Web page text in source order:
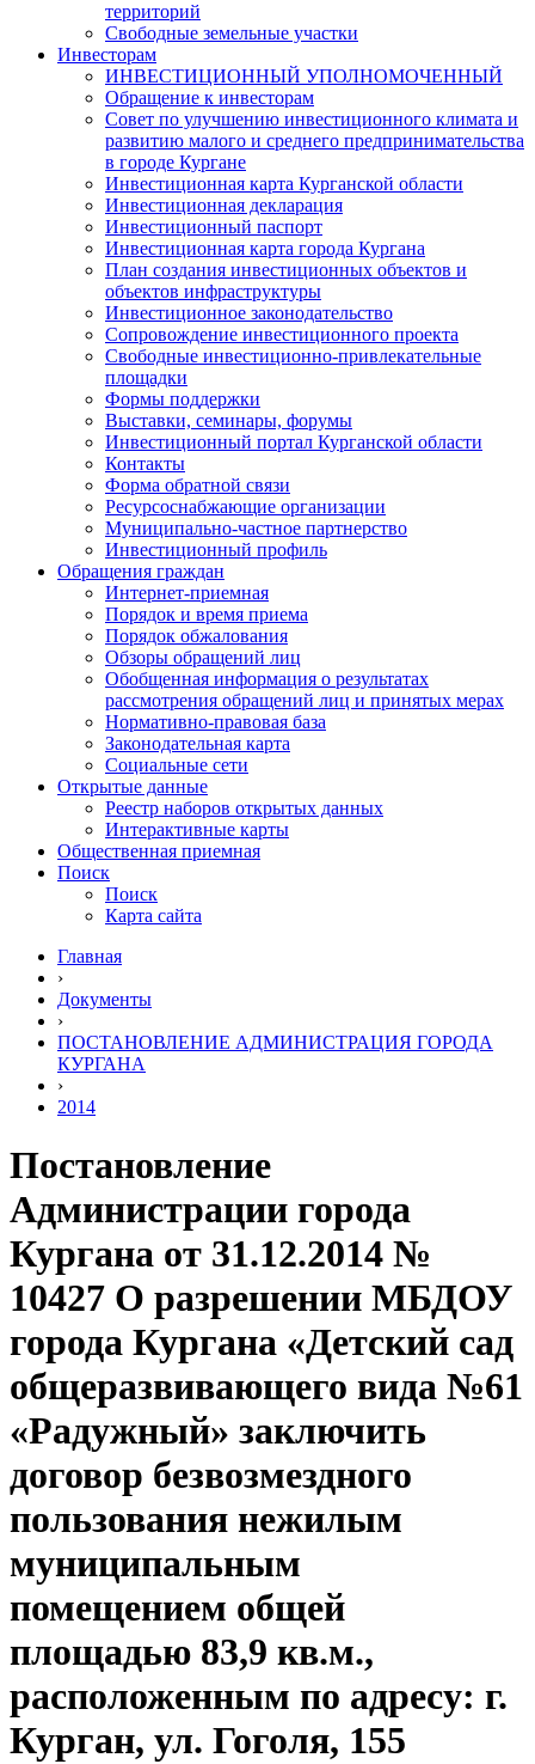
территорий
Свободные земельные участки
Инвесторам
ИНВЕСТИЦИОННЫЙ УПОЛНОМОЧЕННЫЙ
Обращение к инвесторам
Совет по улучшению инвестиционного климата и
развитию малого и среднего предпринимательства
в городе Кургане
Инвестиционная карта Курганской области
Инвестиционная декларация
Инвестиционный паспорт
Инвестиционная карта города Кургана
План создания инвестиционных объектов и
объектов инфраструктуры
Инвестиционное законодательство
Сопровождение инвестиционного проекта
Свободные инвестиционно-привлекательные
площадки
Формы поддержки
Выставки, семинары, форумы
Инвестиционный портал Курганской области
Контакты
Форма обратной связи
Ресурсоснабжающие организации
Муниципально-частное партнерство
Инвестиционный профиль
Обращения граждан
Интернет-приемная
Порядок и время приема
Порядок обжалования
Обзоры обращений лиц
Обобщенная информация о результатах
рассмотрения обращений лиц и принятых мерах
Нормативно-правовая база
Законодательная карта
Социальные сети
Открытые данные
Реестр наборов открытых данных
Интерактивные карты
Общественная приемная
Поиск
Поиск
Карта сайта
Главная
›
Документы
›
ПОСТАНОВЛЕНИЕ АДМИНИСТРАЦИЯ ГОРОДА
КУРГАНА
›
2014
Постановление
Администрации города
Кургана от 31.12.2014 №
10427 О разрешении МБДОУ
города Кургана «Детский сад
общеразвивающего вида №61
«Радужный» заключить
договор безвозмездного
пользования нежилым
муниципальным
помещением общей
площадью 83,9 кв.м.,
расположенным по адресу: г.
Курган, ул. Гоголя, 155